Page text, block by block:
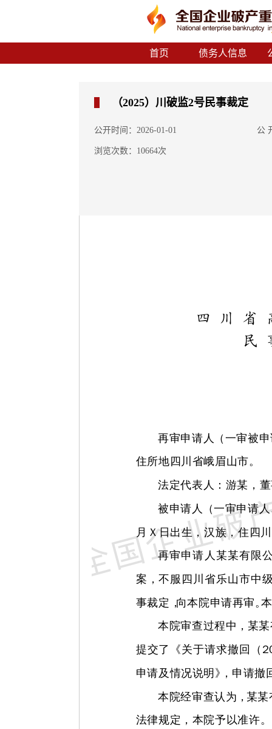
首页 债务人信息
（2025）川破监2号民事裁定
公开时间：2026-01-01 公
浏览次数：10664次